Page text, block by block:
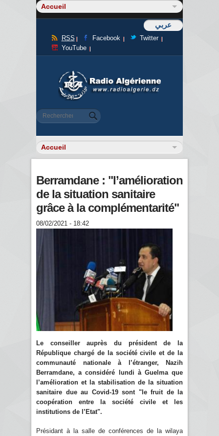
عربي
RSS Facebook
Twitter
YouTube
Formulaire de recherche
Rechercher
Berramdane : "l’amélioration
de la situation sanitaire
grâce à la complémentarité"
08/02/2021 - 18:42
Le conseiller auprès du président de la
République chargé de la société civile et de la
communauté nationale à l’étranger, Nazih
Berramdane, a considéré lundi à Guelma que
l’amélioration et la stabilisation de la situation
sanitaire due au Covid-19 sont "le fruit de la
coopération entre la société civile et les
institutions de l’Etat".
Présidant à la salle de conférences de la wilaya